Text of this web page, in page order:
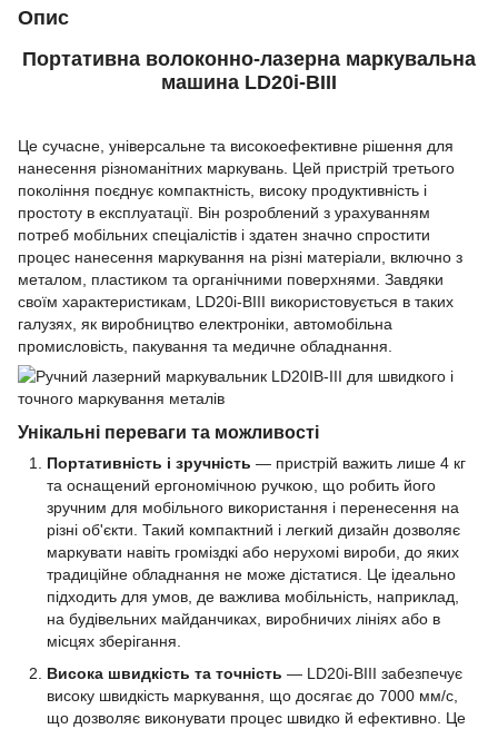
Опис
Портативна волоконно-лазерна маркувальна
машина LD20i-BIII
Це сучасне, універсальне та високоефективне рішення для
нанесення різноманітних маркувань. Цей пристрій третього
покоління поєднує компактність, високу продуктивність і
простоту в експлуатації. Він розроблений з урахуванням
потреб мобільних спеціалістів і здатен значно спростити
процес нанесення маркування на різні матеріали, включно з
металом, пластиком та органічними поверхнями. Завдяки
своїм характеристикам, LD20i-BIII використовується в таких
галузях, як виробництво електроніки, автомобільна
промисловість, пакування та медичне обладнання.
Унікальні переваги та можливості
Портативність і зручність — пристрій важить лише 4 кг
та оснащений ергономічною ручкою, що робить його
зручним для мобільного використання і перенесення на
різні об'єкти. Такий компактний і легкий дизайн дозволяє
маркувати навіть громіздкі або нерухомі вироби, до яких
традиційне обладнання не може дістатися. Це ідеально
підходить для умов, де важлива мобільність, наприклад,
на будівельних майданчиках, виробничих лініях або в
місцях зберігання.
Висока швидкість та точність — LD20i-BIII забезпечує
високу швидкість маркування, що досягає до 7000 мм/с,
що дозволяє виконувати процес швидко й ефективно. Це